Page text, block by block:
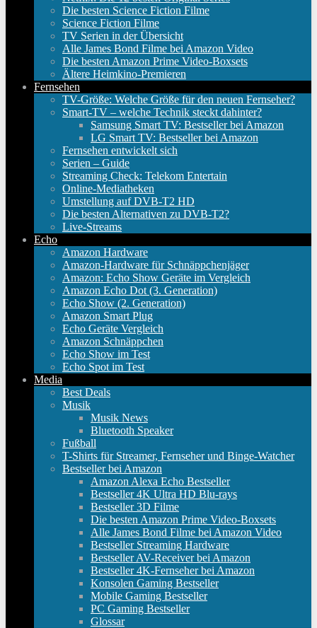
Die besten Science Fiction Filme
Science Fiction Filme
TV Serien in der Übersicht
Alle James Bond Filme bei Amazon Video
Die besten Amazon Prime Video-Boxsets
Ältere Heimkino-Premieren
Fernsehen
TV-Größe: Welche Größe für den neuen Fernseher?
Smart-TV – welche Technik steckt dahinter?
Samsung Smart TV: Bestseller bei Amazon
LG Smart TV: Bestseller bei Amazon
Fernsehen entwickelt sich
Serien – Guide
Streaming Check: Telekom Entertain
Online-Mediatheken
Umstellung auf DVB-T2 HD
Die besten Alternativen zu DVB-T2?
Live-Streams
Echo
Amazon Hardware
Amazon-Hardware für Schnäppchenjäger
Amazon: Echo Show Geräte im Vergleich
Amazon Echo Dot (3. Generation)
Echo Show (2. Generation)
Amazon Smart Plug
Echo Geräte Vergleich
Amazon Schnäppchen
Echo Show im Test
Echo Spot im Test
Media
Best Deals
Musik
Musik News
Bluetooth Speaker
Fußball
T-Shirts für Streamer, Fernseher und Binge-Watcher
Bestseller bei Amazon
Amazon Alexa Echo Bestseller
Bestseller 4K Ultra HD Blu-rays
Bestseller 3D Filme
Die besten Amazon Prime Video-Boxsets
Alle James Bond Filme bei Amazon Video
Bestseller Streaming Hardware
Bestseller AV-Receiver bei Amazon
Bestseller 4K-Fernseher bei Amazon
Konsolen Gaming Bestseller
Mobile Gaming Bestseller
PC Gaming Bestseller
Glossar